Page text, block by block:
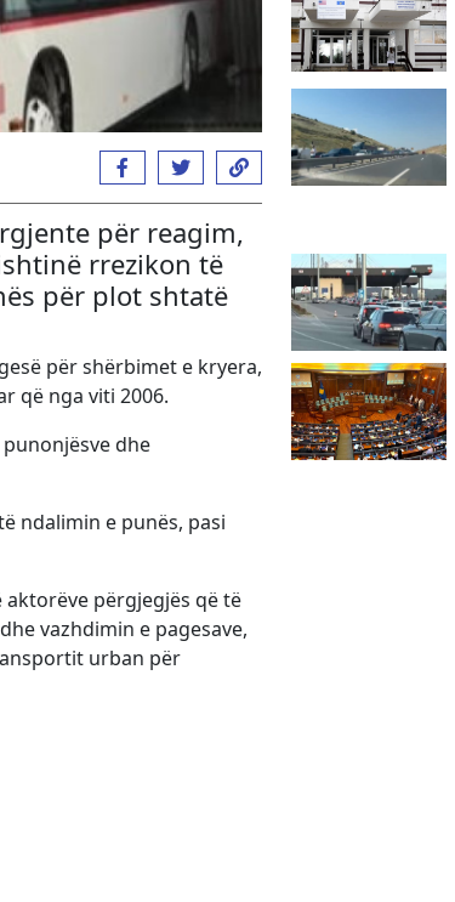
për reagim,
rrezikon të
për plot shtatë
për shërbimet e kryera,
që nga viti 2006.
dhe
ndalimin e punës, pasi
aktorëve përgjegjës që të
vazhdimin e pagesave,
urban për